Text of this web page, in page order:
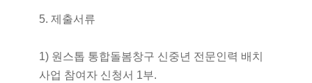
5. 제출서류
1) 원스톱 통합돌봄창구 신중년 전문인력 배치
사업 참여자 신청서 1부.